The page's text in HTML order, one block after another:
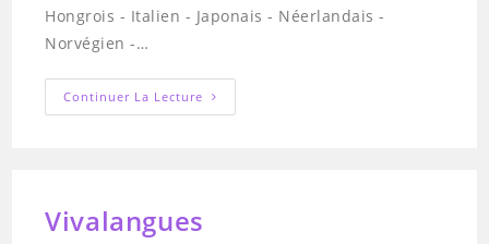
Hongrois - Italien - Japonais - Néerlandais -
Norvégien -…
Continuer La Lecture WEP
Hauts
Vivalangues